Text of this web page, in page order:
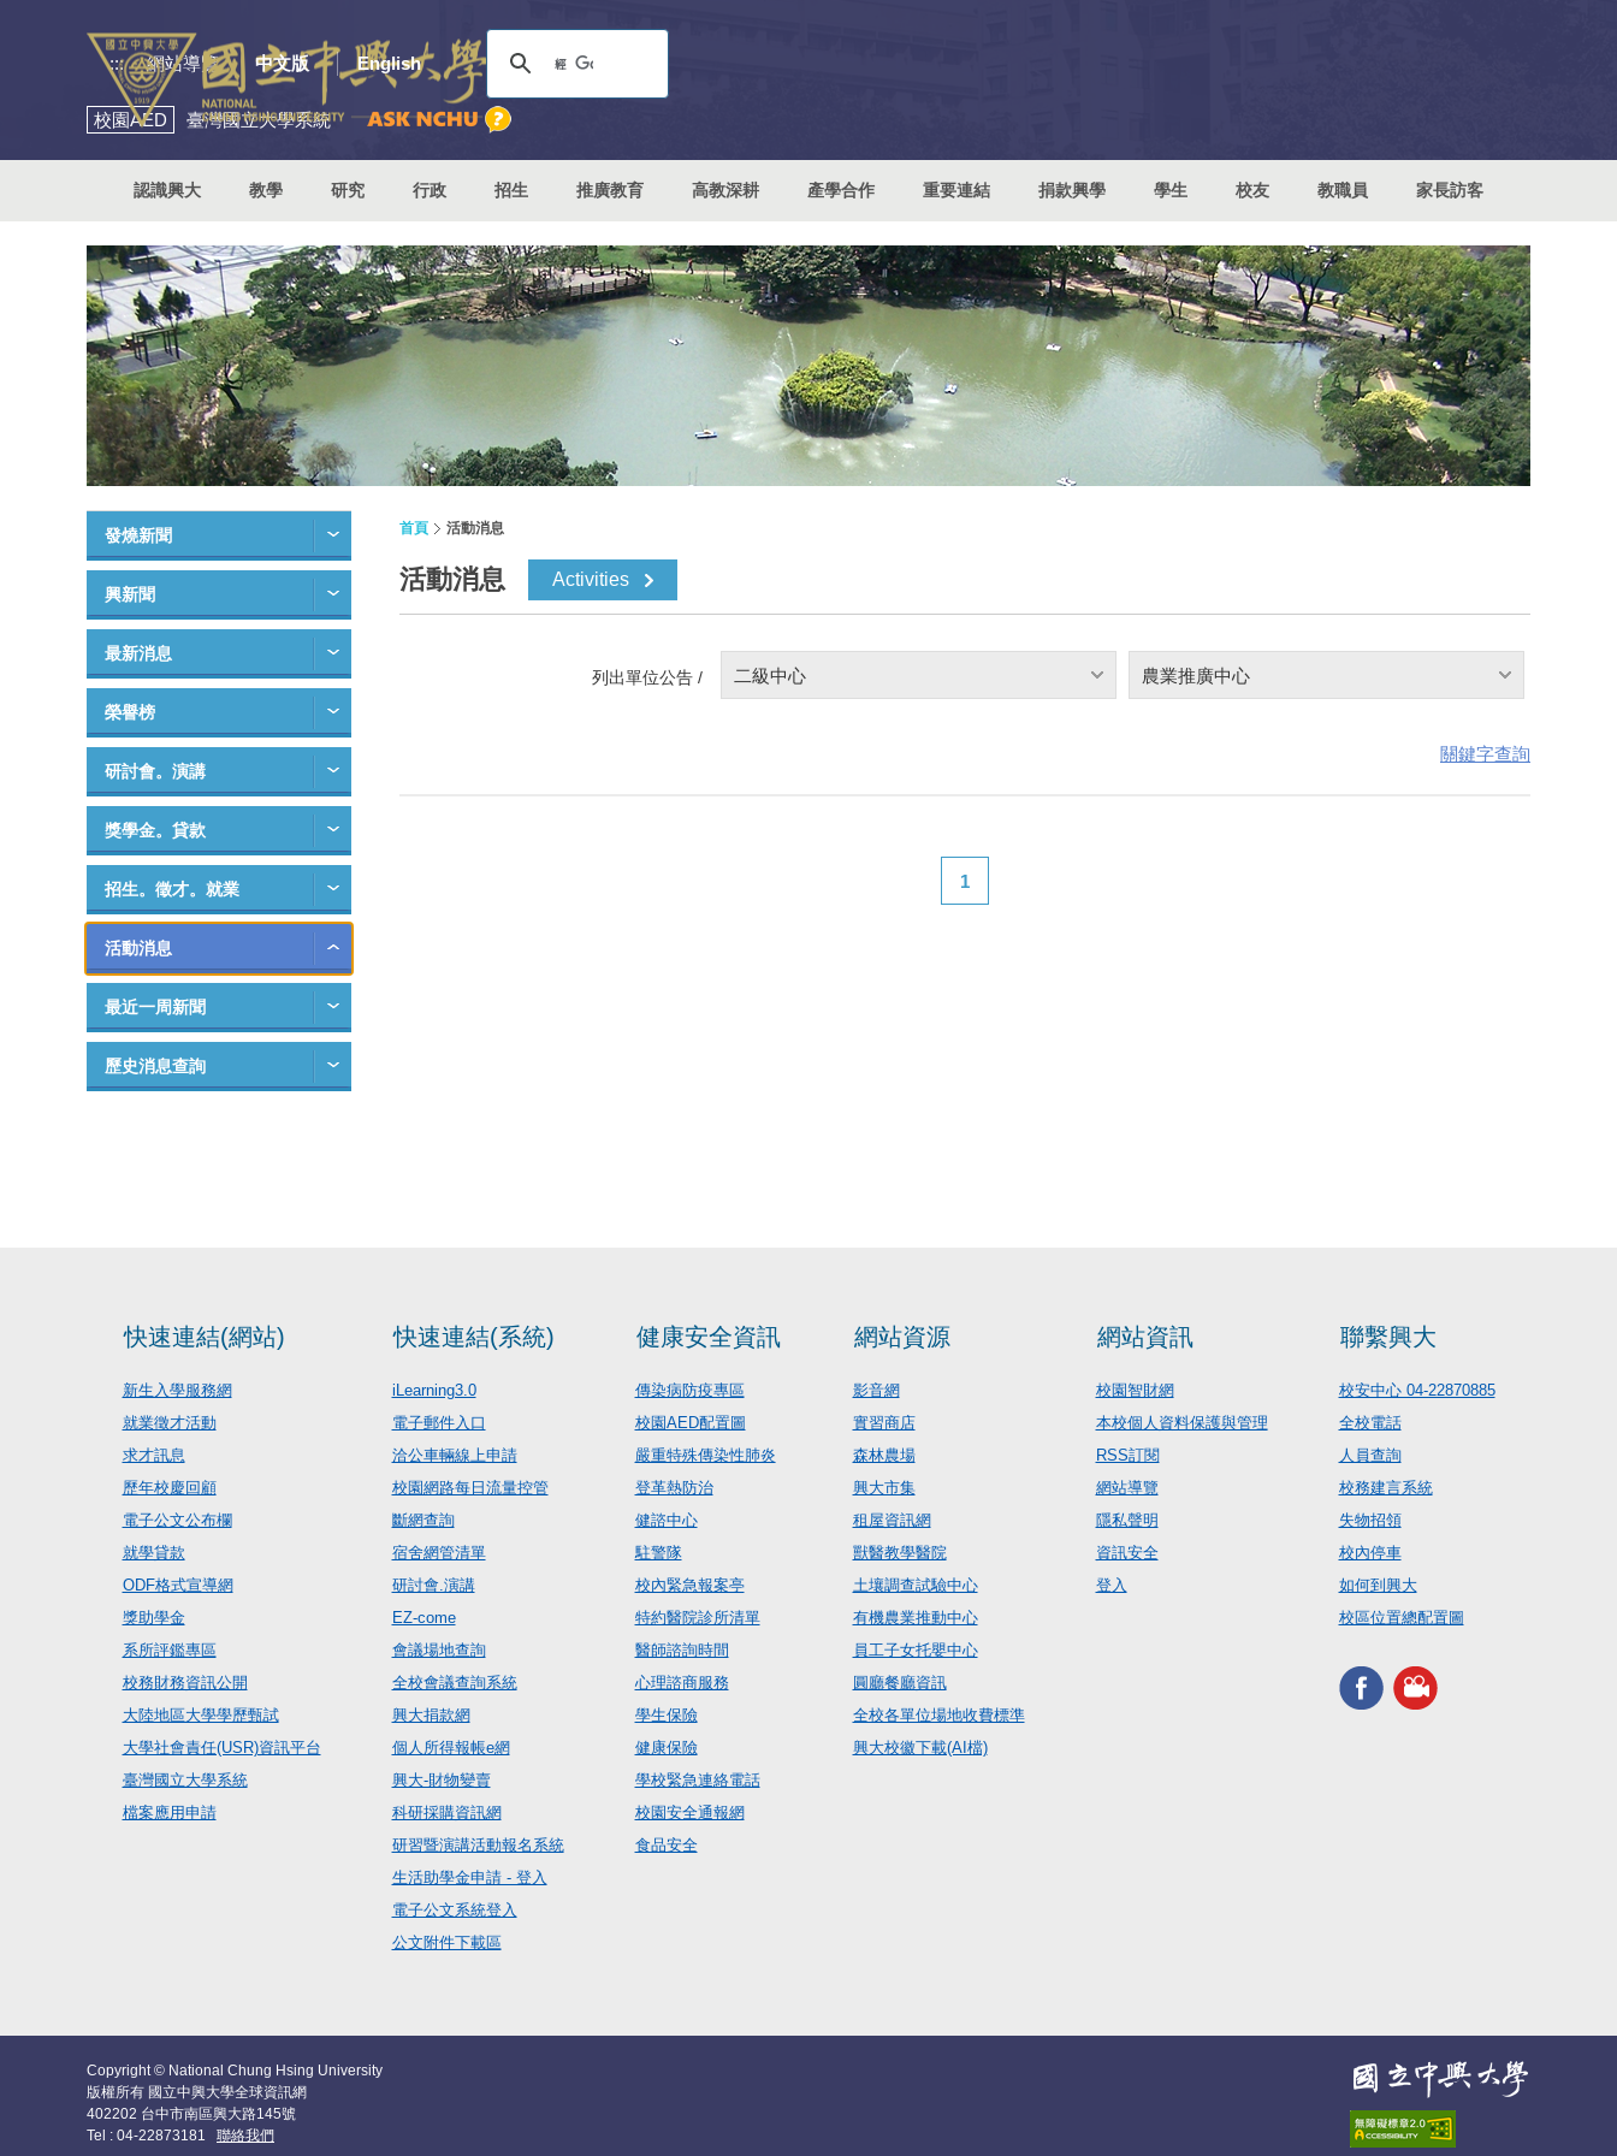
::: 網站導覽 中文版 English
校園AED 臺灣國立大學系統
認識興大 教學 研究 行政 招生 推廣教育 高教深耕 產學合作 重要連結 捐款興學 學生 校友 教職員 家長訪客
發燒新聞
興新聞
最新消息
榮譽榜
研討會。演講
獎學金。貸款
招生。徵才。就業
活動消息
最近一周新聞
歷史消息查詢
首頁 活動消息
活動消息 Activities
列出單位公告 / 二級中心 農業推廣中心
關鍵字查詢
1
快速連結(網站)
新生入學服務網
就業徵才活動
求才訊息
歷年校慶回顧
電子公文公布欄
就學貸款
ODF格式宣導網
獎助學金
系所評鑑專區
校務財務資訊公開
大陸地區大學學歷甄試
大學社會責任(USR)資訊平台
臺灣國立大學系統
檔案應用申請
快速連結(系統)
iLearning3.0
電子郵件入口
洽公車輛線上申請
校園網路每日流量控管
斷網查詢
宿舍網管清單
研討會.演講
EZ-come
會議場地查詢
全校會議查詢系統
興大捐款網
個人所得報帳e網
興大-財物變賣
科研採購資訊網
研習暨演講活動報名系統
生活助學金申請 - 登入
電子公文系統登入
公文附件下載區
健康安全資訊
傳染病防疫專區
校園AED配置圖
嚴重特殊傳染性肺炎
登革熱防治
健諮中心
駐警隊
校內緊急報案亭
特約醫院診所清單
醫師諮詢時間
心理諮商服務
學生保險
健康保險
學校緊急連絡電話
校園安全通報網
食品安全
網站資源
影音網
實習商店
森林農場
興大市集
租屋資訊網
獸醫教學醫院
土壤調查試驗中心
有機農業推動中心
員工子女托嬰中心
圓廳餐廳資訊
全校各單位場地收費標準
興大校徽下載(AI檔)
網站資訊
校園智財網
本校個人資料保護與管理
RSS訂閱
網站導覽
隱私聲明
資訊安全
登入
聯繫興大
校安中心 04-22870885
全校電話
人員查詢
校務建言系統
失物招領
校內停車
如何到興大
校區位置總配置圖
Copyright © National Chung Hsing University
版權所有 國立中興大學全球資訊網
402202 台中市南區興大路145號
Tel : 04-22873181 聯絡我們